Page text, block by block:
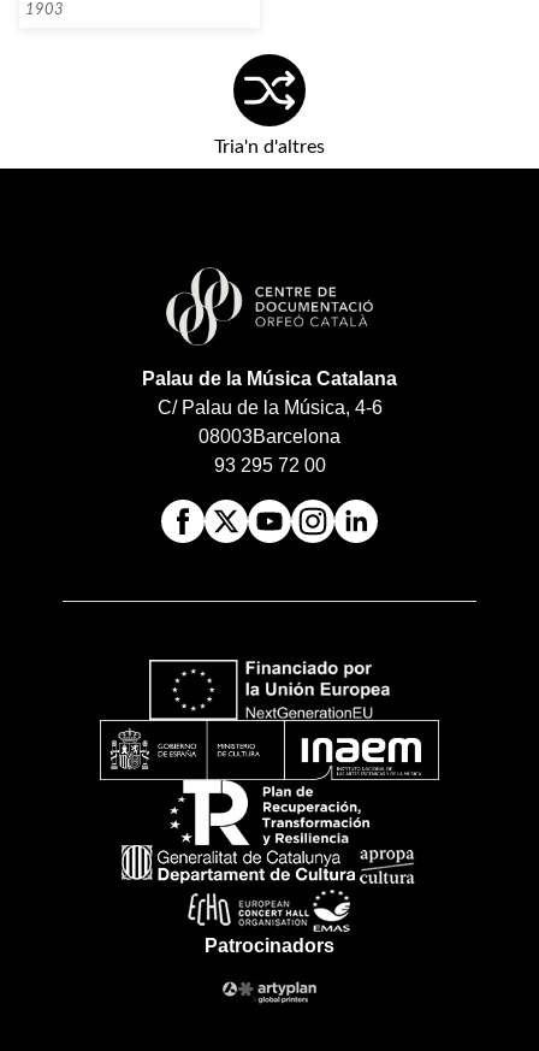
1903
Tria'n d'altres
Palau de la Música Catalana
C/ Palau de la Música, 4-6
08003Barcelona
93 295 72 00
Patrocinadors